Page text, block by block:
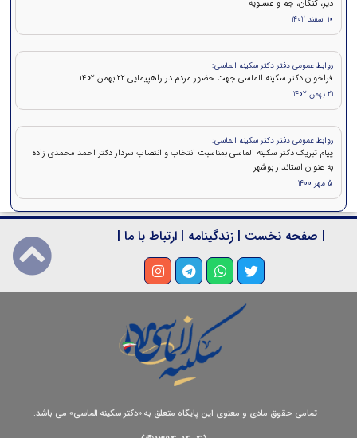
دیر، کنگان، جم و عسلویه
10 اسفند 1402
روابط عمومی دفتر دکتر سکینه الماسی:
فراخوان دکتر سکینه الماسی جهت حضور مردم در راهپیمایی ۲۲ بهمن 1402
21 بهمن 1402
روابط عمومی دفتر دکتر سکینه الماسی:
پیام تبریک دکتر سکینه الماسی بمناسبت انتخاب و انتصاب سردار دکتر احمد محمدی زاده
به عنوان استاندار بوشهر
5 مهر 1400
| صفحه نخست | زندگینامه | ارتباط با ما |
تمامی حقوق مادی و معنوی این پایگاه متعلق به «دکتر سکینه الماسی» می باشد.